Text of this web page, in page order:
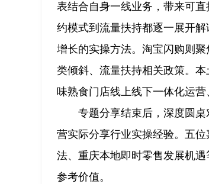
表结合自身一线业务，带来可
约模式到流量扶持都逐一展开
增长的实操方法。淘宝闪购则
类倾斜、流量扶持相关政策。
味熟食门店线上线下一体化运营
专题分享结束后，深度圆
营实际分享行业实操经验。五
法、重庆本地即时零售发展机
参考价值。